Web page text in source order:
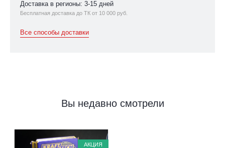
Доставка в регионы: 3-15 дней
Бесплатная доставка до ТК от 10 000 руб.
Все способы доставки
Вы недавно смотрели
АКЦИЯ